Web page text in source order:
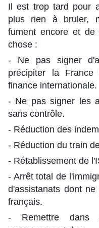
Il est trop tard pour
plus rien à bruler,
fument encore et
chose :
- Ne pas signer
précipiter la
finance internationale.
- Ne pas signer les
sans contrôle.
- Réduction des
- Réduction du train
- Rétablissement de
- Arrêt total de
d'assistanats dont
français.
- Remettre dans